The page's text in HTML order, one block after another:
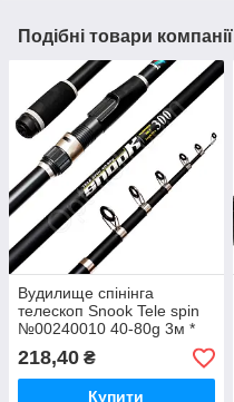
Подібні товари компанії
Вудилище спінінга
телескоп Snook Tele spin
№00240010 40-80g 3м *
218,40 ₴
Купити